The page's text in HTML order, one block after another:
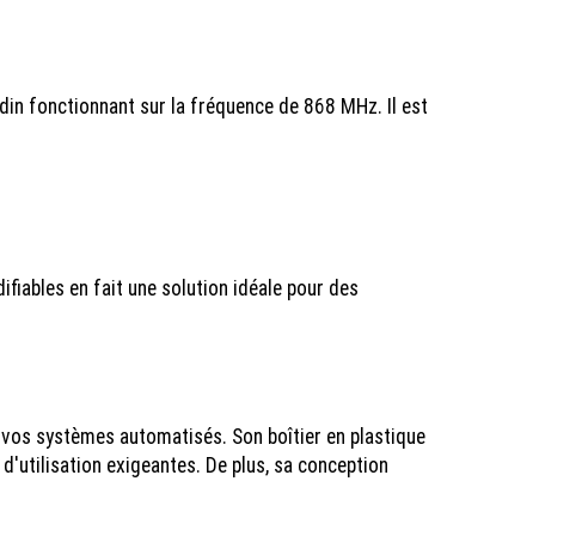
fonctionnant sur la fréquence de 868 MHz. Il est
en fait une solution idéale pour des
systèmes automatisés. Son boîtier en plastique
exigeantes. De plus, sa conception